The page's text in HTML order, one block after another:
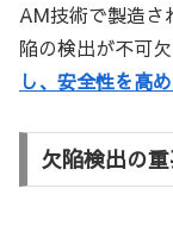
AM技術で製造さ
陥の検出が不可欠
し、安全性を高
欠陥検出の